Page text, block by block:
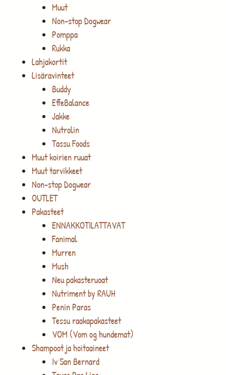
Muut
Non-stop Dogwear
Pomppa
Rukka
Lahjakortit
Lisäravinteet
Buddy
EffeBalance
Jakke
Nutrolin
Tassu Foods
Muut koirien ruuat
Muut tarvikkeet
Non-stop Dogwear
OUTLET
Pakasteet
ENNAKKOTILATTAVAT
Fanimal
Murren
Mush
Neu pakasteruoat
Nutriment by RAUH
Penin Paras
Tessu raakapakasteet
VOM (Vom og hundemat)
Shampoot ja hoitoaineet
Iv San Bernard